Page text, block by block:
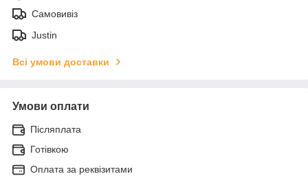
Самовивіз
Justin
Всі умови доставки
Умови оплати
Післяплата
Готівкою
Оплата за реквізитами